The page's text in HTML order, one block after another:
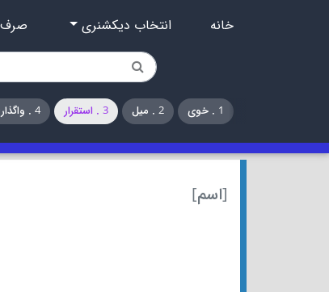
خانه انتخاب دیکشنری
1 . خوی 2 . میل 3 . استقرار 4 . واگذاری (پول یا ملک در وصیت‌نامه)
[اسم]